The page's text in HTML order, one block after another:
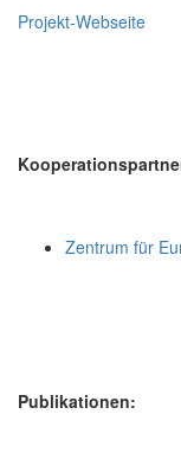
Projekt-Webseite
Zentrum für
Publikationen: